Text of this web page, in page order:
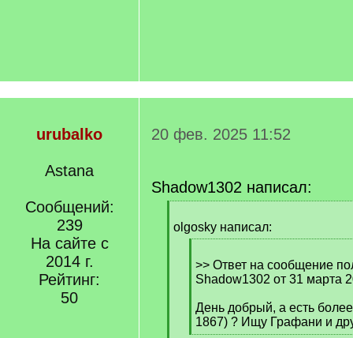
urubalko
Astana
Сообщений:
239
На сайте с
2014 г.
Рейтинг:
50
20 фев. 2025 11:52
Shadow1302 написал:
q
olgosky написал:
q
]
>> Ответ на сообщение
Shadow1302 от 31 марта
День добрый, а есть
1867) ? Ищу Графани и